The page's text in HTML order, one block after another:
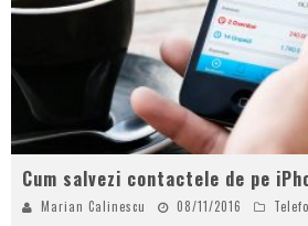
Cum salvezi contactele de pe
Marian Calinescu 08/11/2016